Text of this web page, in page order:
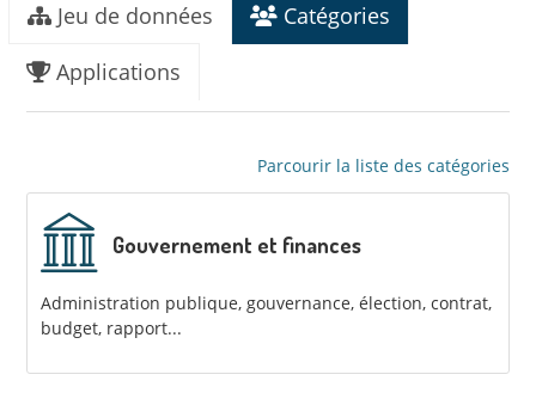
Jeu de données
Catégories
Applications
Parcourir la liste des catégories
Gouvernement et finances
Administration publique, gouvernance, élection, contrat,
budget, rapport...